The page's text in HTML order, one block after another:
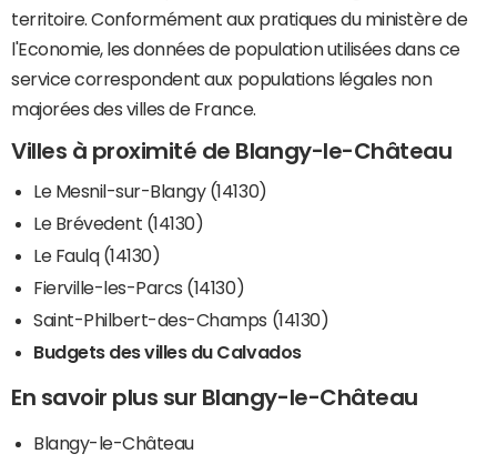
territoire. Conformément aux pratiques du ministère de
l'Economie, les données de population utilisées dans ce
service correspondent aux populations légales non
majorées des villes de France.
Villes à proximité de Blangy-le-Château
Le Mesnil-sur-Blangy (14130)
Le Brévedent (14130)
Le Faulq (14130)
Fierville-les-Parcs (14130)
Saint-Philbert-des-Champs (14130)
Budgets des villes du Calvados
En savoir plus sur Blangy-le-Château
Blangy-le-Château